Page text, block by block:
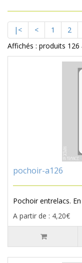
|< < 1 2
Affichés : produits 126
pochoir-a126
Pochoir entrelacs.
A partir de : 4,20€